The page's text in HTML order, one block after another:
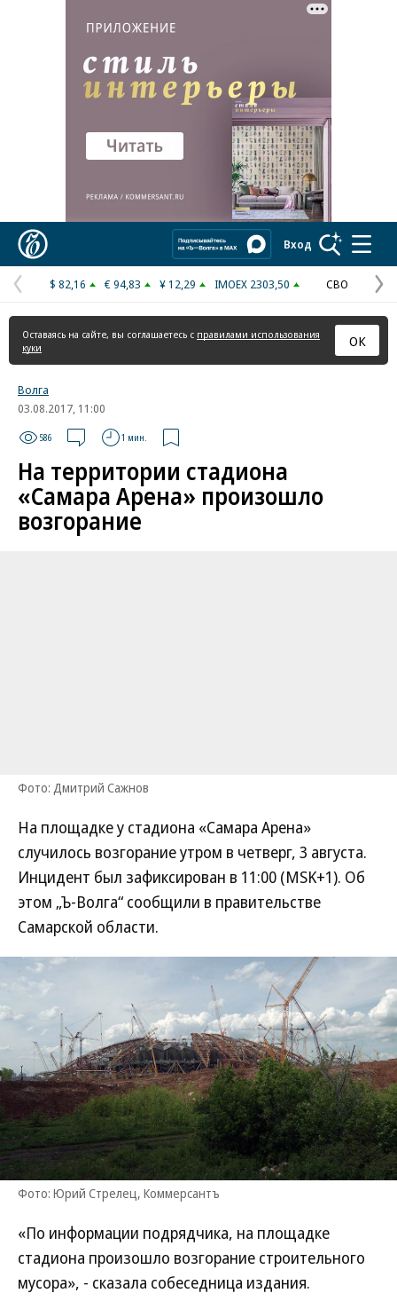
Вход
Предыдущая
страница
$ 82,16 € 94,83 ¥ 12,29 IMOEX 2303,50 СВО
Оставаясь на сайте, вы соглашаетесь с правилами использования
куки
ОК
Волга
03.08.2017, 11:00
586 1 мин.
На территории стадиона
«Самара Арена» произошло
возгорание
Фото: Дмитрий Сажнов
На площадке у стадиона «Самара Арена»
случилось возгорание утром в четверг, 3 августа.
Инцидент был зафиксирован в 11:00 (MSK+1). Об
этом „Ъ-Волга“ сообщили в правительстве
Самарской области.
Фото: Юрий Стрелец, Коммерсантъ
«По информации подрядчика, на площадке
стадиона произошло возгорание строительного
мусора», - сказала собеседница издания.